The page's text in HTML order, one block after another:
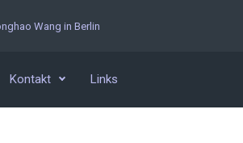
Wang in Berlin
Kontakt Links